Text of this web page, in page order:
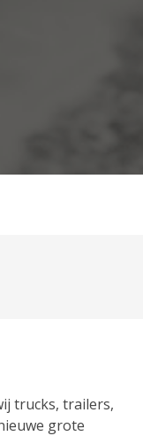
trucks, trailers,
grote